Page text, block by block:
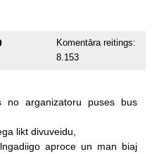
Komentāra reitings:
8.153
no arganizatoru puses
bus
likt divuveidu,
aproce un man biaj